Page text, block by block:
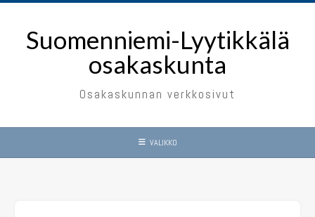
Skip
contentSuomenniemi-Lyytikkälä
osakaskunta
Osakaskunnan verkkosivut
VALIKKO